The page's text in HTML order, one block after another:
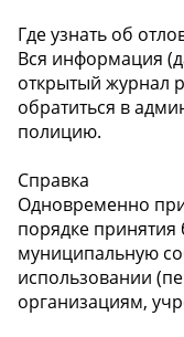
Где узнать об
Вся информация
открытый журнал
обратиться в
полицию.
Справка
Одновременно
порядке принятия
муниципальную
использовании
организациям,